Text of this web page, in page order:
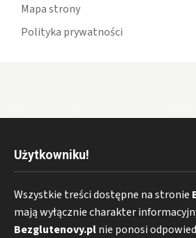
Mapa strony
Polityka prywatności
Użytkowniku!
Wszystkie treści dostępne na stronie
mają wyłącznie charakter
Bezglutenovy.plnie ponosi